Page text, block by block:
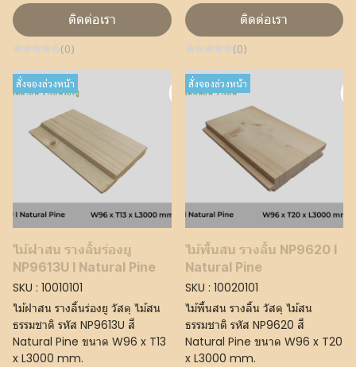
ติดต่อเรา
(0)
ติดต่อเรา
(0)
สั่งจองล่วงหน้า
ไม้ฝาสน รางลิ้นร่องยู
NP9613U I Natural Pine
SKU : 10010101
ไม้ฝาสน รางลิ้นร่องยู วัสดุ ไม้สน
ธรรมชาติ รหัส NP9613U สี
Natural Pine ขนาด W96 x T13
x L3000 mm.
สั่งจองล่วงหน้า
ไม้พื้นสน รางลิ้น NP9620 I
Natural Pine
SKU : 10020101
ไม้พื้นสน รางลิ้น วัสดุ ไม้สน
ธรรมชาติ รหัส NP9620 สี
Natural Pine ขนาด W96 x T20
x L3000 mm.